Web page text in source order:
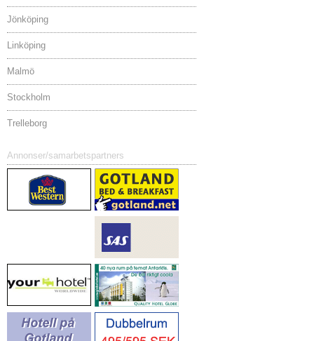
Jönköping
Linköping
Malmö
Stockholm
Trelleborg
Annonser/samarbetspartners